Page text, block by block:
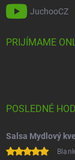
JuchooCZ
PRIJÍMAME
POSLEDNÉ
Salsa Mydlový